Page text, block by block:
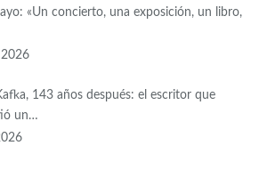
«Un concierto, una exposición, un libro,
2026
143 años después: el escritor que
un…